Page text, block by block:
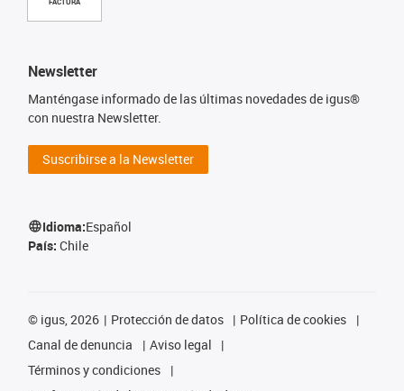
FACTURA
Newsletter
Manténgase informado de las últimas novedades de igus®
con nuestra Newsletter.
Suscribirse a la Newsletter
Idioma:Español
País: Chile
© igus, 2026 Protección de datos
Política de cookies
Canal de denuncia
Aviso legal
Términos y condiciones